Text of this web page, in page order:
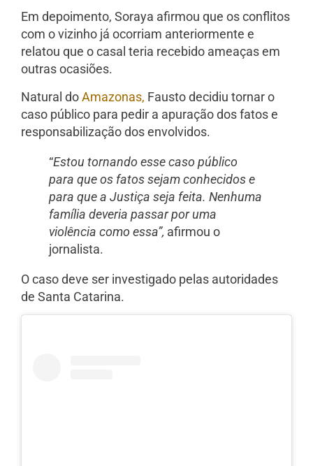
Em depoimento, Soraya afirmou que os conflitos
com o vizinho já ocorriam anteriormente e
relatou que o casal teria recebido ameaças em
outras ocasiões.
Natural doAmazonas, Fausto decidiu tornar o
caso público para pedir a apuração dos fatos e
responsabilização dos envolvidos.
“Estou tornando esse caso público
para que os fatos sejam conhecidos e
para que a Justiça seja feita. Nenhuma
família deveria passar por uma
violência como essa”, afirmou o
jornalista.
O caso deve ser investigado pelas autoridades
de Santa Catarina.